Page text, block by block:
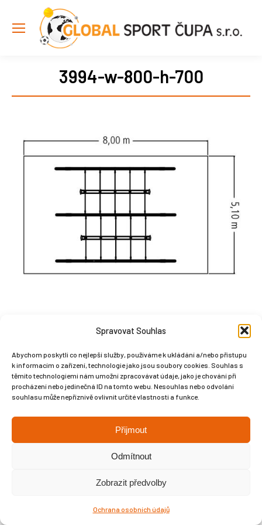
Spravovat Souhlas
Abychom poskytli co nejlepší služby, používáme k ukládání a/nebo přístupu
k informacím o zařízení, technologie jako jsou soubory cookies. Souhlas s
těmito technologiemi nám umožní zpracovávat údaje, jako je chování při
procházení nebo jedinečná ID na tomto webu. Nesouhlas nebo odvolání
souhlasu může nepříznivě ovlivnit určité vlastnosti a funkce.
Přijmout
Odmítnout
Zobrazit předvolby
Ochrana osobních údajů
3994-w-800-h-700
Copyright © Weiron Dynamics, s.r.o. |Tvorba webových stráneka
SEO